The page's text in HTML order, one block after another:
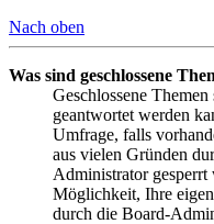
Nach oben
Was sind geschlossene
Geschlossene
geantwortet werden
Umfrage, falls
aus vielen Gründen
Administrator gesperrt
Möglichkeit, Ihre
durch die Board-